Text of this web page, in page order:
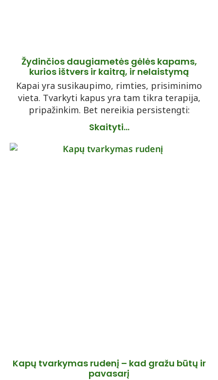
Žydinčios daugiametės gėlės kapams,
kurios ištvers ir kaitrą, ir nelaistymą
Kapai yra susikaupimo, rimties, prisiminimo
vieta. Tvarkyti kapus yra tam tikra terapija,
pripažinkim. Bet nereikia persistengti:
Skaityti...
Kapų tvarkymas rudenį – kad gražu būtų ir
pavasarį